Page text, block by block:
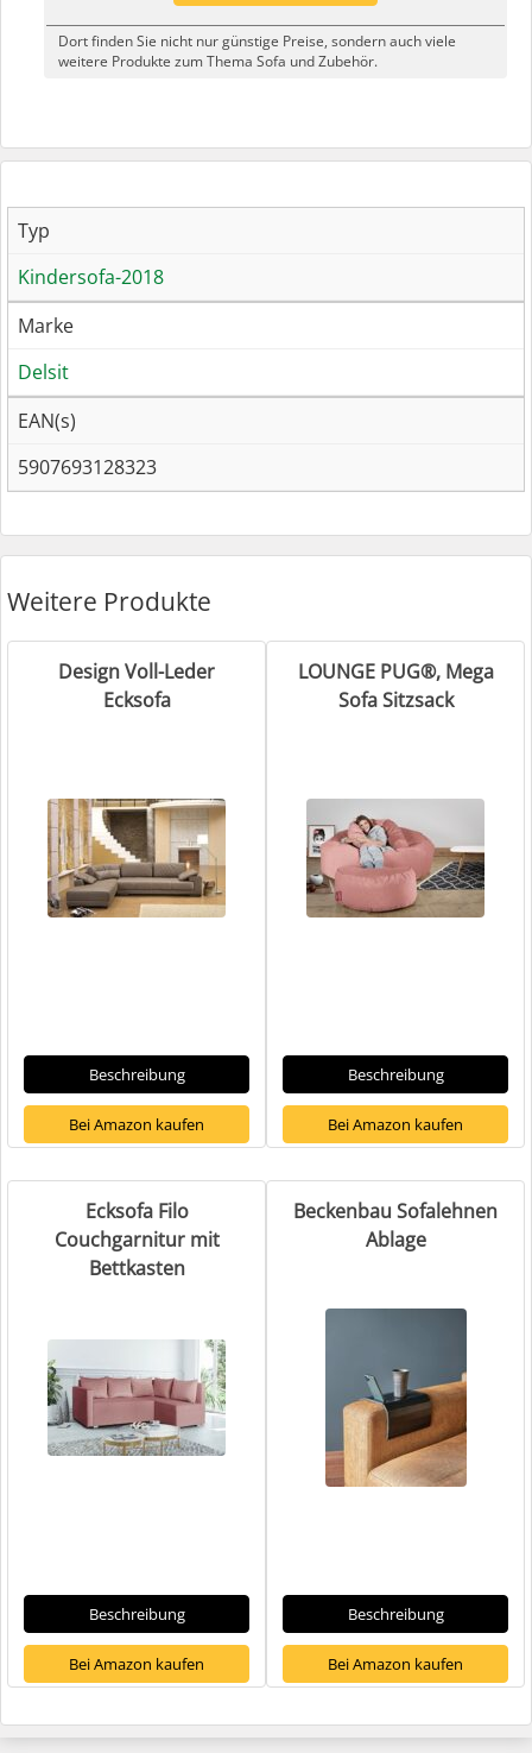
Dort finden Sie nicht nur günstige Preise, sondern auch viele
weitere Produkte zum Thema Sofa und Zubehör.
Typ
Kindersofa-2018
Marke
Delsit
EAN(s)
5907693128323
Weitere Produkte
Design Voll-Leder
Ecksofa
Beschreibung
Bei Amazon kaufen
LOUNGE PUG®, Mega
Sofa Sitzsack
Beschreibung
Bei Amazon kaufen
Ecksofa Filo
Couchgarnitur mit
Bettkasten
Beschreibung
Bei Amazon kaufen
Beckenbau Sofalehnen
Ablage
Beschreibung
Bei Amazon kaufen